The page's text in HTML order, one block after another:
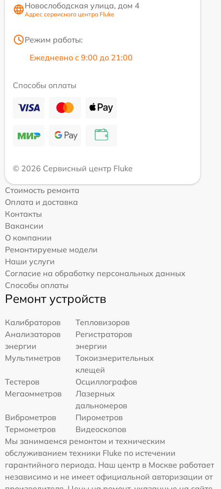
Новослободская улица, дом 4
Адрес сервисного центра Fluke
Режим работы:
Ежедневно с 9:00 до 21:00
Способы оплаты
© 2026 Сервисный центр Fluke
Стоимость ремонта
Оплата и доставка
Контакты
Вакансии
О компании
Ремонтируемые модели
Наши услуги
Согласие на обработку персональных данных
Способы оплаты
Ремонт устройств
Калибраторов
Тепловизоров
Анализаторов
энергии
Регистраторов
энергии
Мультиметров
Токоизмерительных
клещей
Тестеров
Осциллографов
Мегаомметров
Лазерных
дальномеров
Виброметров
Пирометров
Термометров
Видеоскопов
Мы занимаемся ремонтом и техническим
обслуживанием техники Fluke по истечении
гарантийного периода. Наш центр в Москве работает
независимо и не имеет официальной авторизации от